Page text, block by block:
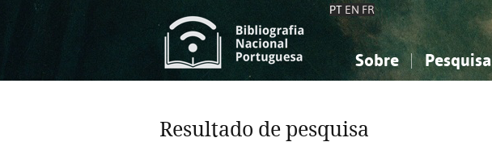
PT EN FR
Sobre Pesquisa
Ciências sociais...
Ciências sociais...
Resultado de pesquisa